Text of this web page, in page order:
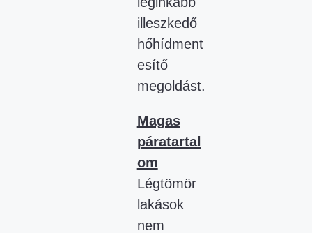
illeszkedő
hőhídment
esítő
megoldást.
Magas
páratartal
om
Légtömör
lakások
nem